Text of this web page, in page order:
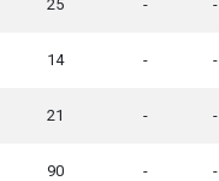
25 - -
14 - -
21 - -
90 - -